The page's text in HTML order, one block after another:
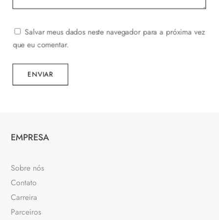
Salvar meus dados neste navegador para a próxima vez
que eu comentar.
ENVIAR
EMPRESA
Sobre nós
Contato
Carreira
Parceiros